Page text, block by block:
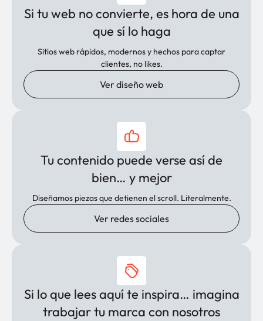
Si tu web no convierte, es hora de una
que sí lo haga
Sitios web rápidos, modernos y hechos para captar
clientes, no likes.
Ver diseño web
Tu contenido puede verse así de
bien… y mejor
Diseñamos piezas que detienen el scroll. Literalmente.
Ver redes sociales
Si lo que lees aquí te inspira… imagina
trabajar tu marca con nosotros